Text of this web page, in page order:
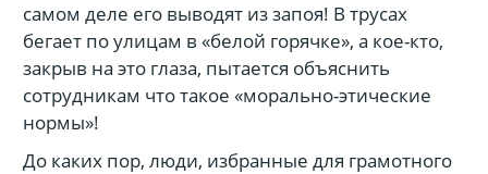
самом деле его выводят из запоя! В трусах
бегает по улицам в «белой горячке», а кое-кто,
закрыв на это глаза, пытается объяснить
сотрудникам что такое «морально-этические
нормы»!
До каких пор, люди, избранные для грамотного